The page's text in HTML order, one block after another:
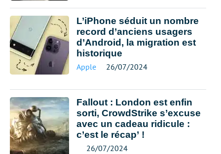
L’iPhone séduit un nombre
record d’anciens usagers
d’Android, la migration est
historique
Apple 26/07/2024
Fallout : London est enfin
sorti, CrowdStrike s’excuse
avec un cadeau ridicule :
c’est le récap’ !
26/07/2024